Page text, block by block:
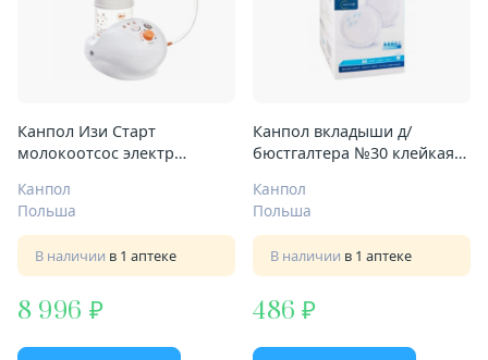
Канпол Изи Старт
молокоотсос электр
Канпол
Польша
В наличии в 1 аптеке
8 996
Канпол вкладыши д/
бюстгалтера №30 клейкая
Канпол
Польша
В наличии в 1 аптеке
486